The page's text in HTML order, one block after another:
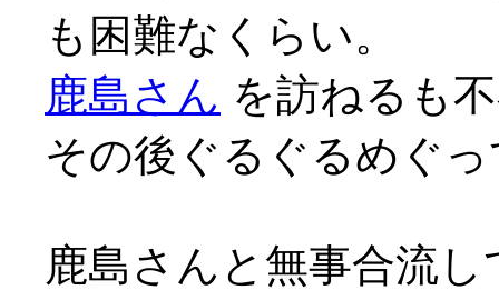
も困難なくらい。
鹿島さん を訪ねるも
その後ぐるぐるめぐ
鹿島さんと無事合流